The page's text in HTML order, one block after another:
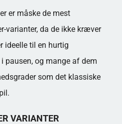
er måske de mest
varianter, da de ikke kræver
ideelle til en hurtig
pausen, og mange af dem
som det klassiske
VARIANTER